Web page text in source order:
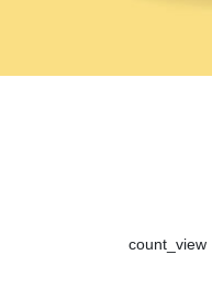
count_view